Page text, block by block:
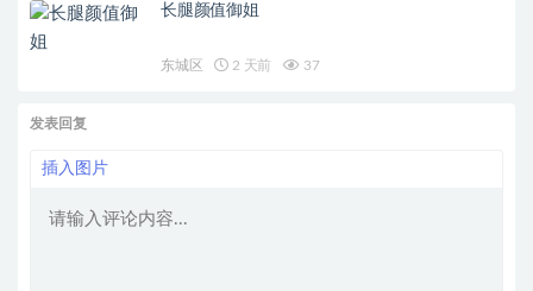
长腿颜值御姐
东城区 2 天前 37
发表回复
插入图片